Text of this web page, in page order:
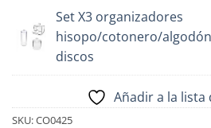
Set X3 organizadores
hisopo/cotonero/
discos
Añadir a la lista
SKU:CO0425